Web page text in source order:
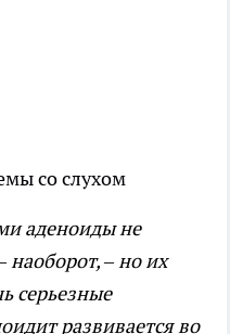
со слухом
аденоиды не
наоборот, – но их
серьезные
развивается во